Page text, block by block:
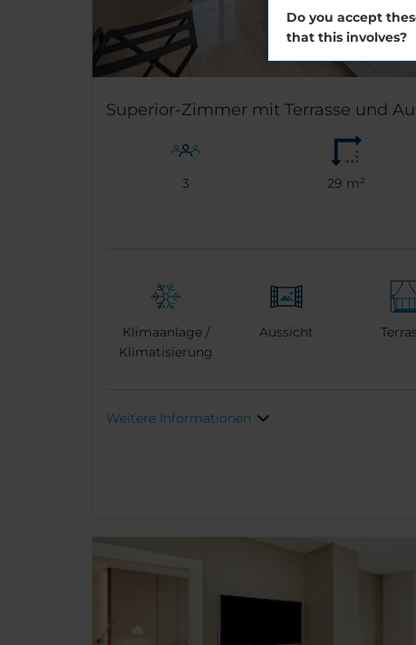
Superior-Zimmer mit Terrasse und
3 29 m²
Klimaanlage /
Klimatisierung
Aussicht
Weitere Informationen
Do you accept
that this involves?